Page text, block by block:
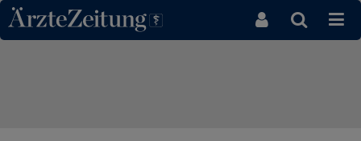
Direkt zum Inhaltsbereich